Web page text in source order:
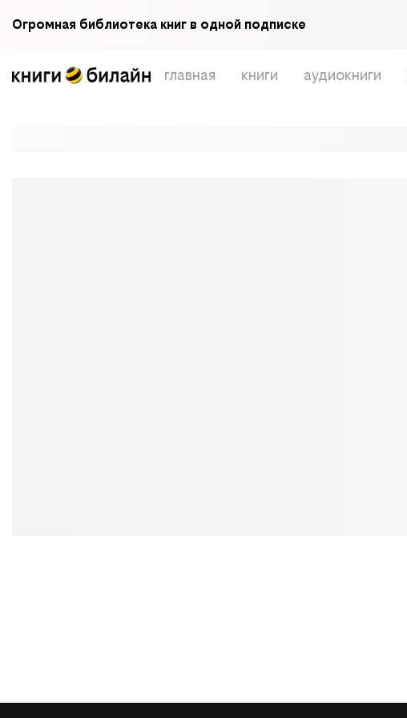
Огромная библиотека книг в одной подписке
главная книги аудиокниги